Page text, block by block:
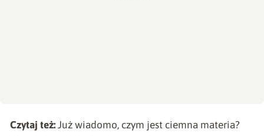
Czytaj też:Już wiadomo, czym jest ciemna materia?